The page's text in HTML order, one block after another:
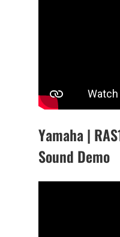
Yamaha |
Sound Demo